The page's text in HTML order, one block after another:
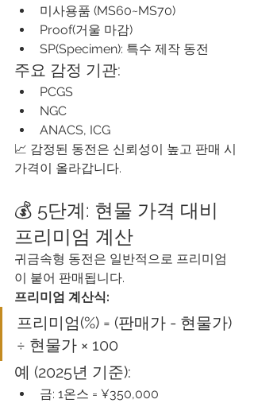
미사용품 (MS60~MS70)
Proof(거울 마감)
SP(Specimen): 특수 제작 동전
주요 감정 기관:
PCGS
NGC
ANACS, ICG
📈 감정된 동전은 신뢰성이 높고 판매 시
가격이 올라갑니다.
💰 5단계: 현물 가격 대비
프리미엄 계산
귀금속형 동전은 일반적으로 프리미엄
이 붙어 판매됩니다.
프리미엄 계산식:
프리미엄(%) = (판매가 - 현물가)
÷ 현물가 × 100
예 (2025년 기준):
금: 1온스 = ¥350,000